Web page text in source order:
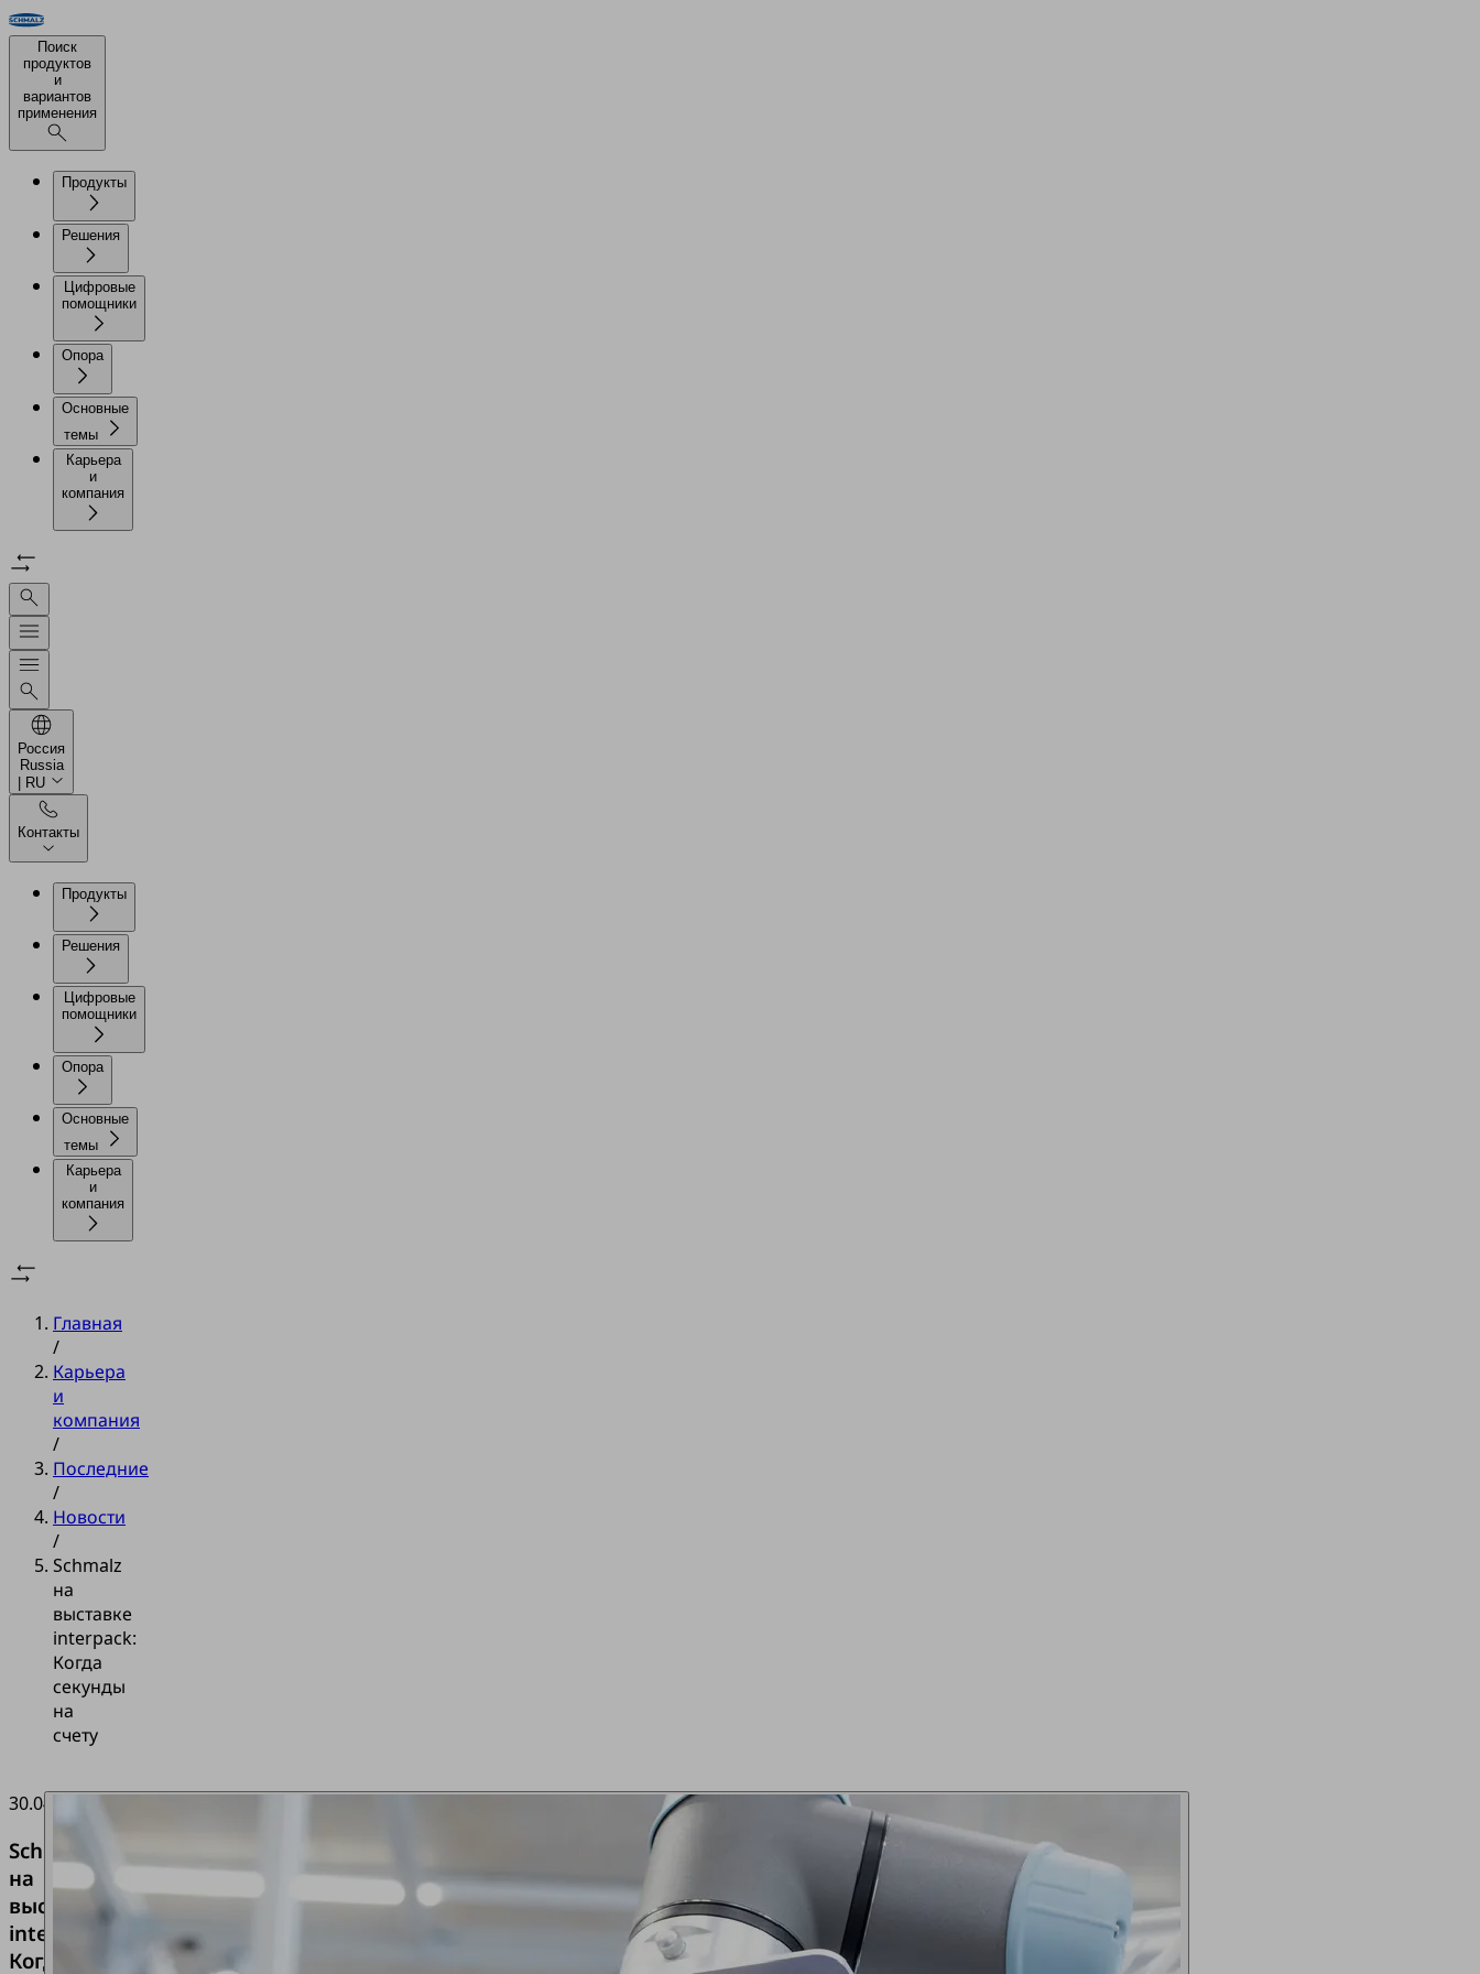
Поиск
продуктов
и
вариантов
применения
Продукты
Решения
Цифровые
помощники
Опора
Основные
темы
Карьера
и
компания
Россия
Russia
| RU
Контакты
Продукты
Решения
Цифровые
помощники
Опора
Основные
темы
Карьера
и
компания
Главная
/
Карьера
и
компания
/
Последние
/
Новости
/
Schmalz
на
выставке
interpack:
Когда
секунды
на
счету
30.04.2026
Schmalz
на
выставке
interpack:
Когда